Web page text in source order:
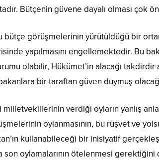
Bütçenin güvene dayalı olması çok
bütçe görüşmelerinin yürütüldüğü bir
yapılmasını engellemektedir. Bu
olabilir, Hükümet’in alacağı
bir taraftan güven duymuş
verdiği oyların yanlış
oylanmasının, bu rüşvet ve
kullanabileceği bir inisiyatif
son oylamalarının ötelenmesi gerektiğini